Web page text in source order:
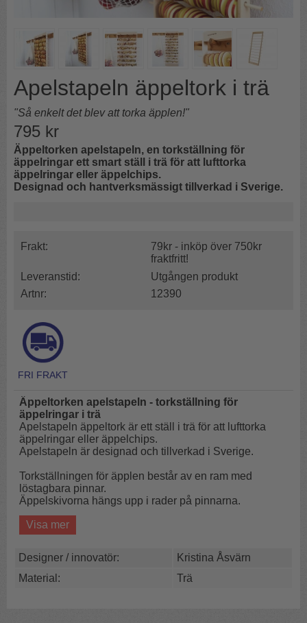
Apelstapeln äppeltork i trä
"Så enkelt det blev att torka äpplen!"
795 kr
Äppeltorken apelstapeln, en torkställning för
äppelringar ett smart ställ i trä för att lufttorka
äppelringar eller äppelchips.
Designad och hantverksmässigt tillverkad i Sverige.
Frakt:
79kr - inköp över 750kr
fraktfritt!
Leveranstid:
Utgången produkt
Artnr:
12390
Äppeltorken apelstapeln - torkställning för
äppelringar i trä
Apelstapeln äppeltork är ett ställ i trä för att lufttorka
äppelringar eller äppelchips.
Apelstapeln är designad och tillverkad i Sverige.
Torkställningen för äpplen består av en ram med
löstagbara pinnar.
Äppelskivorna hängs upp i rader på pinnarna.
Att lufttorka äppelringar är ett klassiskt och mycket enkelt
och hållbart sätt att ta vara på äpplen.
Resultatet blir goda och nyttiga aningen sega
äppelringar.
Moder Huldas äppelsvarv för att få lagom tjocka skivor i
Visa mer
Designer / innovatör:
Kristina Åsvärn
Material:
Trä